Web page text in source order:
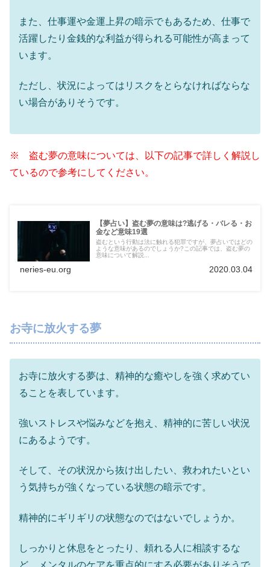
また、仕事運や金運上昇の暗示でもあるため、仕事で
活躍したり金銭的な利益が得られる可能性が高まって
います。
ただし、状況によってはリスクをとらなければならな
い場合がありそうです。
※ 盗む夢の意味については、以下の記事で詳しく解説し
ているので参考にしてください。
【夢占い】盗む夢の意味は?逃げる・バレる・お
金など意味19選
盗むという行動は法に触れる犯罪ですが、夢占いではどの
ような意味があるのでしょうか?この記事では、盗む夢の
意味について解説...
neries-eu.org 2020.03.04
お寺に放火する夢
お寺に放火する夢は、精神的な癒やしを強く求めてい
ることを表しています。
強いストレスや悩みなどを抱え、精神的に苦しい状況
にあるようです。
そして、その状況から抜け出したい、救われたいとい
う気持ちが強くなっている状態の暗示です。
精神的にギリギリの状態なのではないでしょうか。
しっかりと休息をとったり、頼れる人に相談するな
ど、メンタルのケアを重点的にする必要がありそうで